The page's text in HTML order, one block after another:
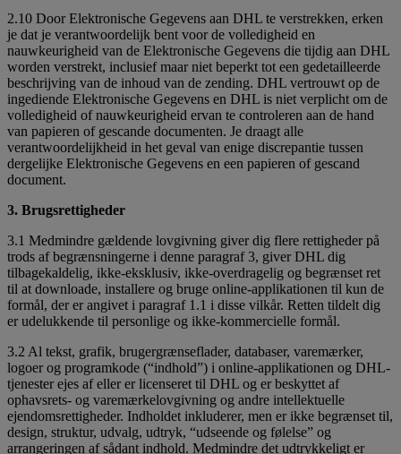
2.10 Door Elektronische Gegevens aan DHL te verstrekken, erken
je dat je verantwoordelijk bent voor de volledigheid en
nauwkeurigheid van de Elektronische Gegevens die tijdig aan DHL
worden verstrekt, inclusief maar niet beperkt tot een gedetailleerde
beschrijving van de inhoud van de zending. DHL vertrouwt op de
ingediende Elektronische Gegevens en DHL is niet verplicht om de
volledigheid of nauwkeurigheid ervan te controleren aan de hand
van papieren of gescande documenten. Je draagt alle
verantwoordelijkheid in het geval van enige discrepantie tussen
dergelijke Elektronische Gegevens en een papieren of gescand
document.
3. Brugsrettigheder
3.1 Medmindre gældende lovgivning giver dig flere rettigheder på
trods af begrænsningerne i denne paragraf 3, giver DHL dig
tilbagekaldelig, ikke-eksklusiv, ikke-overdragelig og begrænset ret
til at downloade, installere og bruge online-applikationen til kun de
formål, der er angivet i paragraf 1.1 i disse vilkår. Retten tildelt dig
er udelukkende til personlige og ikke-kommercielle formål.
3.2 Al tekst, grafik, brugergrænseflader, databaser, varemærker,
logoer og programkode (“indhold”) i online-applikationen og DHL-
tjenester ejes af eller er licenseret til DHL og er beskyttet af
ophavsrets- og varemærkelovgivning og andre intellektuelle
ejendomsrettigheder. Indholdet inkluderer, men er ikke begrænset til,
design, struktur, udvalg, udtryk, “udseende og følelse” og
arrangeringen af sådant indhold. Medmindre det udtrykkeligt er